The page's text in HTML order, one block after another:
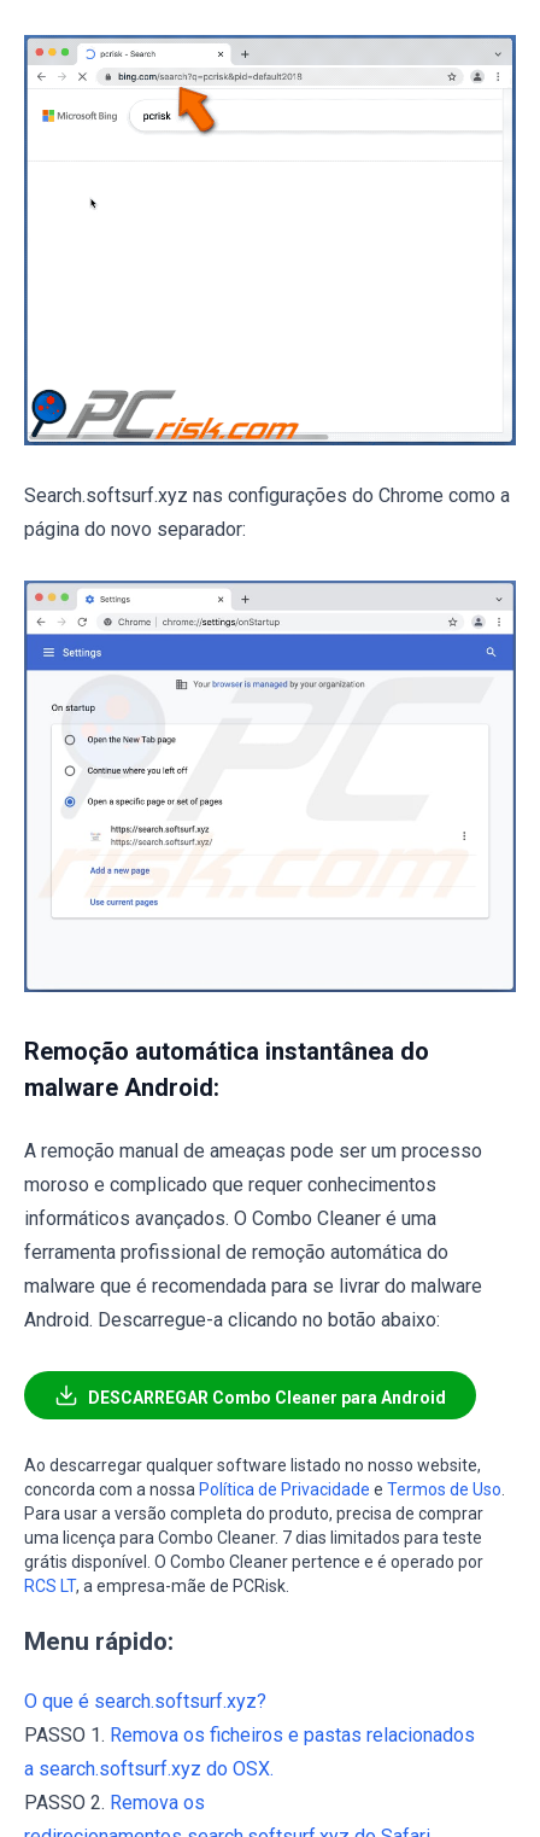
Search.softsurf.xyz nas configurações do Chrome como a
página do novo separador:
Remoção automática instantânea do
malware Android:
A remoção manual de ameaças pode ser um processo
moroso e complicado que requer conhecimentos
informáticos avançados. O Combo Cleaner é uma
ferramenta profissional de remoção automática do
malware que é recomendada para se livrar do malware
Android. Descarregue-a clicando no botão abaixo:
DESCARREGAR Combo Cleaner para Android
Ao descarregar qualquer software listado no nosso website,
concorda com a nossa Política de Privacidade e Termos de Uso
Para usar a versão completa do produto, precisa de comprar
uma licença para Combo Cleaner. 7 dias limitados para teste
grátis disponível. O Combo Cleaner pertence e é operado por
RCS LT, a empresa-mãe de PCRisk.
Menu rápido:
O que é search.softsurf.xyz?
PASSO 1. Remova os ficheiros e pastas relacionados
a search.softsurf.xyz do OSX.
PASSO 2. Remova os